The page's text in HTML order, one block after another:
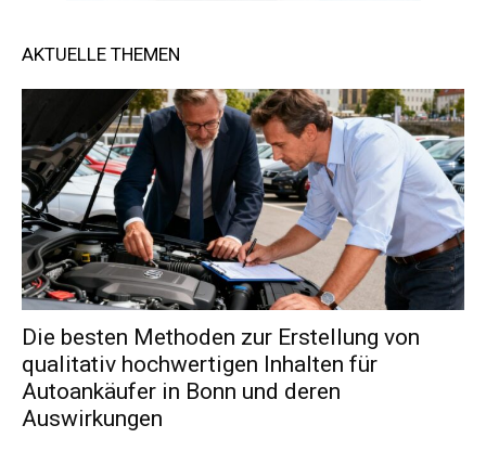
AKTUELLE THEMEN
Die besten Methoden zur Erstellung von
qualitativ hochwertigen Inhalten für
Autoankäufer in Bonn und deren
Auswirkungen